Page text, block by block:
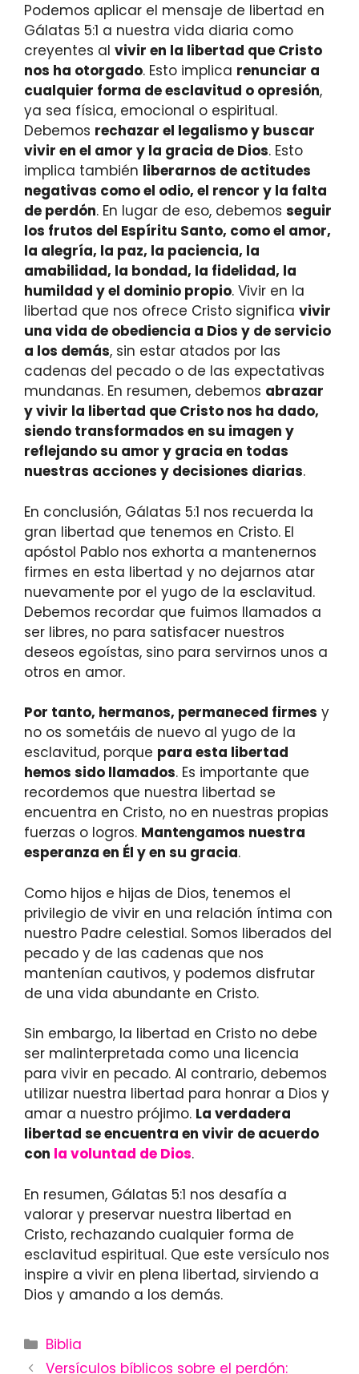
Podemos aplicar el mensaje de libertad en
Gálatas 5:1 a nuestra vida diaria como
creyentes al vivir en la libertad que Cristo
nos ha otorgado. Esto implica renunciar a
cualquier forma de esclavitud o opresión,
ya sea física, emocional o espiritual.
Debemos rechazar el legalismo y buscar
vivir en el amor y la gracia de Dios. Esto
implica también liberarnos de actitudes
negativas como el odio, el rencor y la falta
de perdón. En lugar de eso, debemos seguir
los frutos del Espíritu Santo, como el amor,
la alegría, la paz, la paciencia, la
amabilidad, la bondad, la fidelidad, la
humildad y el dominio propio. Vivir en la
libertad que nos ofrece Cristo significa vivir
una vida de obediencia a Dios y de servicio
a los demás, sin estar atados por las
cadenas del pecado o de las expectativas
mundanas. En resumen, debemos abrazar
y vivir la libertad que Cristo nos ha dado,
siendo transformados en su imagen y
reflejando su amor y gracia en todas
nuestras acciones y decisiones diarias.
En conclusión, Gálatas 5:1 nos recuerda la
gran libertad que tenemos en Cristo. El
apóstol Pablo nos exhorta a mantenernos
firmes en esta libertad y no dejarnos atar
nuevamente por el yugo de la esclavitud.
Debemos recordar que fuimos llamados a
ser libres, no para satisfacer nuestros
deseos egoístas, sino para servirnos unos a
otros en amor.
Por tanto, hermanos, permaneced firmes y
no os sometáis de nuevo al yugo de la
esclavitud, porque para esta libertad
hemos sido llamados. Es importante que
recordemos que nuestra libertad se
encuentra en Cristo, no en nuestras propias
fuerzas o logros. Mantengamos nuestra
esperanza en Él y en su gracia.
Como hijos e hijas de Dios, tenemos el
privilegio de vivir en una relación íntima con
nuestro Padre celestial. Somos liberados del
pecado y de las cadenas que nos
mantenían cautivos, y podemos disfrutar
de una vida abundante en Cristo.
Sin embargo, la libertad en Cristo no debe
ser malinterpretada como una licencia
para vivir en pecado. Al contrario, debemos
utilizar nuestra libertad para honrar a Dios y
amar a nuestro prójimo. La verdadera
libertad se encuentra en vivir de acuerdo
con la voluntad de Dios.
En resumen, Gálatas 5:1 nos desafía a
valorar y preservar nuestra libertad en
Cristo, rechazando cualquier forma de
esclavitud espiritual. Que este versículo nos
inspire a vivir en plena libertad, sirviendo a
Dios y amando a los demás.
Categories
Biblia
Versículos bíblicos sobre el perdón: